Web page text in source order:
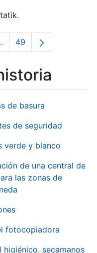
Intermediate Pages Use
Orrialdea
49
de basura
de seguridad
verde y blanco
de una central de
las zonas de
fotocopiadora
higiénico, secamanos